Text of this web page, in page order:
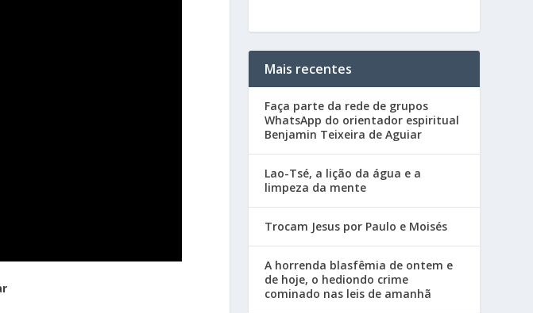
Mais recentes
Faça parte da rede de grupos
WhatsApp do orientador espiritual
Benjamin Teixeira de Aguiar
Lao-Tsé, a lição da água e a
limpeza da mente
Trocam Jesus por Paulo e Moisés
A horrenda blasfêmia de ontem e
de hoje, o hediondo crime
cominado nas leis de amanhã